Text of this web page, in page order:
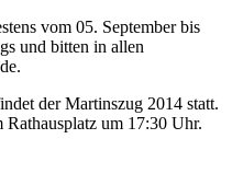
vom 05. September bis
und bitten in allen
der Martinszug 2014 statt.
um 17:30 Uhr.